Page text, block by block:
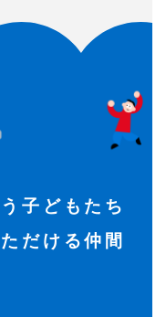
⼦どもたち
だける仲間